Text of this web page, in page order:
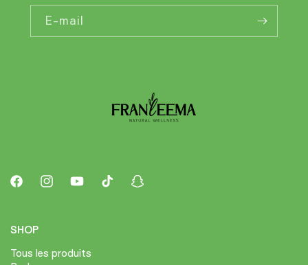
E-mail
FacebookInstagramYouTubeTikTok Snapchat
SHOP
Tous les produits